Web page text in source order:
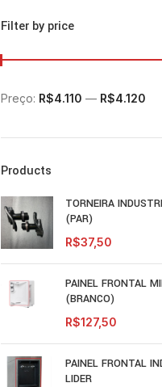
Filter by price
Preço: R$4.110 — R$4.120
Products
TORNEIRA
(PAR)
R$37,50
PAINEL FRONTAL
(BRANCO)
R$127,50
PAINEL FRONTAL
LIDER